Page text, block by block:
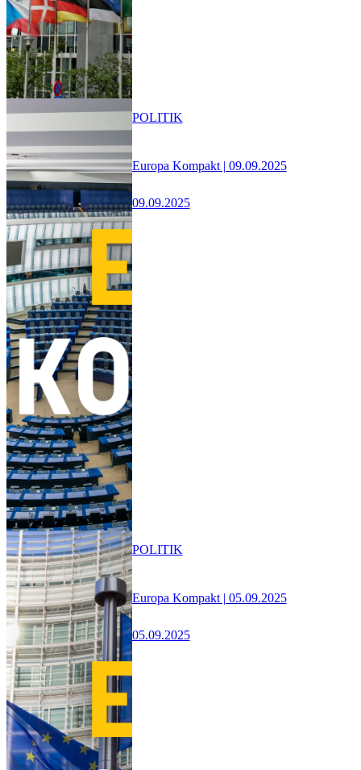
Europa Kompakt | 09.09.2025
09.09.2025
POLITIK
Europa Kompakt | 05.09.2025
05.09.2025
POLITIK